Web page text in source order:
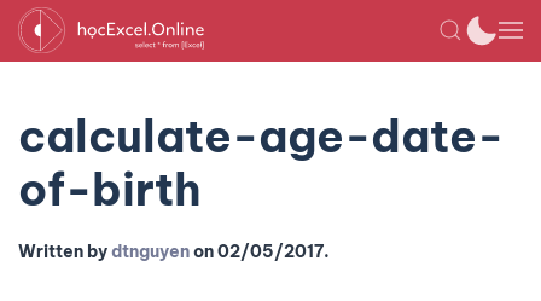
calculate-age-date-
of-birth
Written bydtnguyenon02/05/2017.